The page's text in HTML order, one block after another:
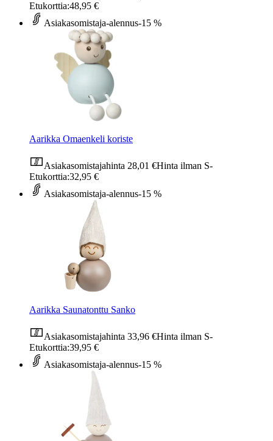
Etukorttia:48,95 €
Asiakasomistaja-alennus-15 %
Aarikka Omaenkeli koriste
Asiakasomistajahinta 28,01 €Hinta ilman S-
Etukorttia:32,95 €
Asiakasomistaja-alennus-15 %
Aarikka Saunatonttu Sanko
Asiakasomistajahinta 33,96 €Hinta ilman S-
Etukorttia:39,95 €
Asiakasomistaja-alennus-15 %